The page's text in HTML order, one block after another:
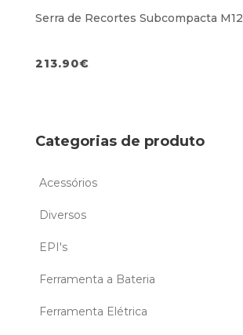
Serra de Recortes Subcompacta M12
213.90€
Categorias de produto
Acessórios
Diversos
EPI's
Ferramenta a Bateria
Ferramenta Elétrica